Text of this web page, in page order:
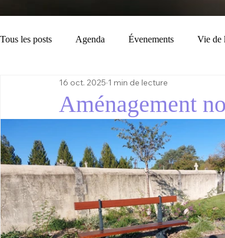
Tous les posts Agenda Évenements Vie de
Tourisme Consignes
Aménagement
16 oct. 2025 1 min de lecture